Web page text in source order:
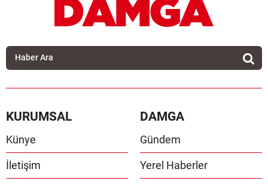
KURUMSAL
Künye
İletişim
DAMGA
Gündem
Yerel Haberler